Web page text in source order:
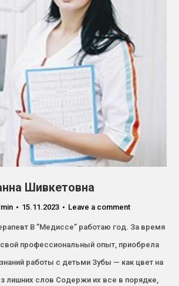
Шивкетовна
15.11.2023 Leave a comment
В ’’Медиссе’’ работаю год. За время
профессиональный опыт, приобрела
работы с детьми Зубы — как цвет на
лишних слов Содержи их все в порядке,